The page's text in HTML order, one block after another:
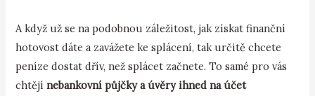
A když už se na podobnou záležitost, jak získat finanční
hotovost dáte a zavážete ke splácení, tak určitě chcete
peníze dostat dřív, než splácet začnete. To samé pro vás
chtějínebankovní půjčky a úvěry ihned na účet